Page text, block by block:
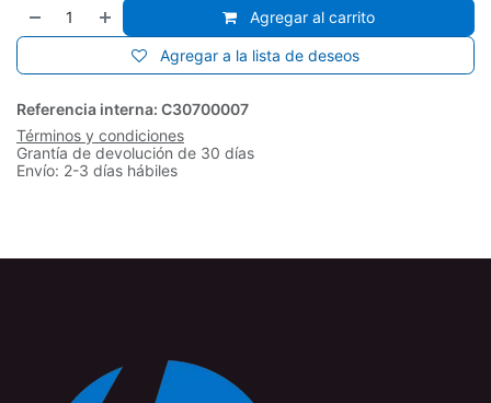
Agregar al carrito
Agregar a la lista de deseos
Referencia interna: C30700007
Términos y condiciones
Grantía de devolución de 30 días
Envío: 2-3 días hábiles